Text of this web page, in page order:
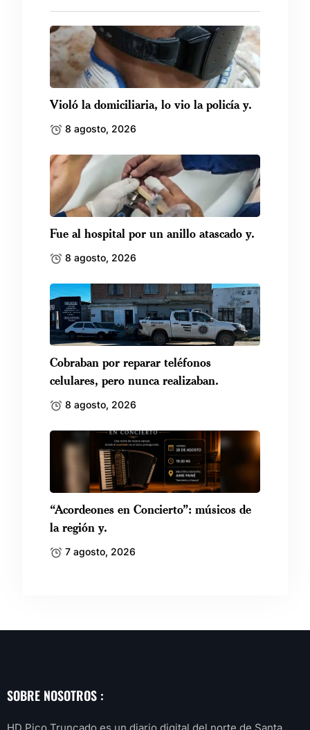
Violó la domiciliaria, lo vio la policía y.
8 agosto, 2026
Fue al hospital por un anillo atascado y.
8 agosto, 2026
Cobraban por reparar teléfonos
celulares, pero nunca realizaban.
8 agosto, 2026
“Acordeones en Concierto”: músicos de
la región y.
7 agosto, 2026
SOBRE NOSOTROS :